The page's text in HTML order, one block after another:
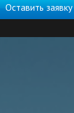
Оставить заявку